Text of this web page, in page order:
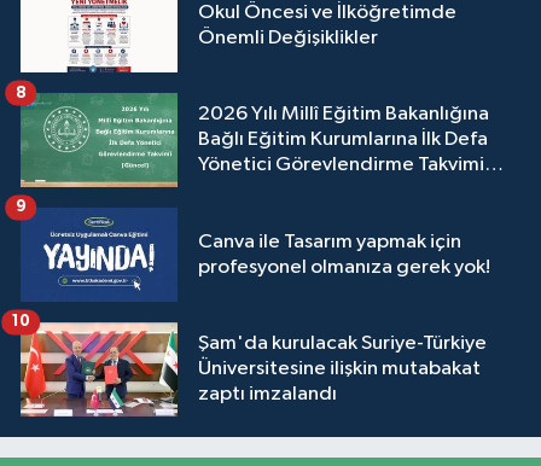
Okul Öncesi ve İlköğretimde
Önemli Değişiklikler
2026 Yılı Millî Eğitim Bakanlığına
Bağlı Eğitim Kurumlarına İlk Defa
Yönetici Görevlendirme Takvimi
8
Canva ile Tasarım yapmak için
profesyonel olmanıza gerek yok!
9
Şam'da kurulacak Suriye-Türkiye
Üniversitesine ilişkin mutabakat
zaptı imzalandı
10